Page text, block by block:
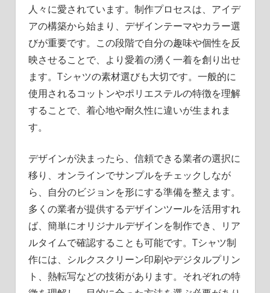
人々に愛されています。制作プロセスは、アイデ
アの構築から始まり、デザインテーマやカラー選
びが重要です。この段階で自分の趣味や個性を反
映させることで、より愛着の湧く一着を創り出せ
ます。Tシャツの素材選びも大切です。一般的に
使用されるコットンやポリエステルの特徴を理解
することで、着心地や耐久性に違いが生まれま
す。
デザインが決まったら、信頼できる業者の選択に
移り、オンラインでサンプルをチェックしなが
ら、自分のビジョンを形にする準備を整えます。
多くの業者が提供するデザインツールを活用すれ
ば、簡単にオリジナルデザインを制作でき、リア
ルタイムで確認することも可能です。Tシャツ制
作には、シルクスクリーン印刷やデジタルプリン
ト、熱転写などの技術があります。それぞれの特